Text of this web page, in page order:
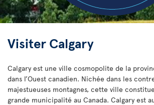
Visiter Calgary
Calgary est une ville cosmopolite de la
dans l’Ouest canadien. Nichée dans les
majestueuses montagnes, cette ville
grande municipalité au Canada. Calgary est